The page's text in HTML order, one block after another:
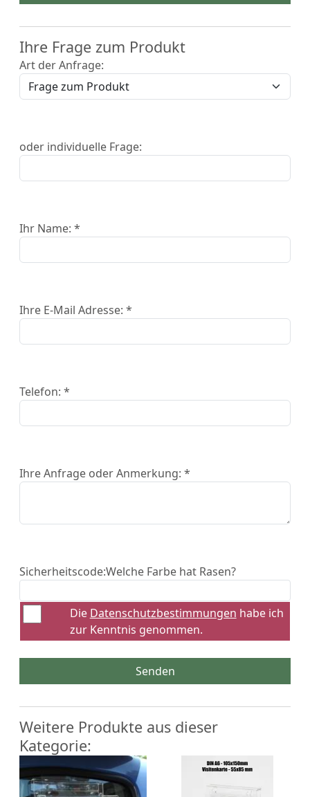
Ihre Frage zum Produkt
Art der Anfrage:
oder individuelle Frage:
Ihr Name: *
Ihre E-Mail Adresse: *
Telefon: *
Ihre Anfrage oder Anmerkung: *
Sicherheitscode:Welche Farbe hat Rasen?
Die Datenschutzbestimmungen habe ich
zur Kenntnis genommen.
Senden
Weitere Produkte aus dieser
Kategorie: